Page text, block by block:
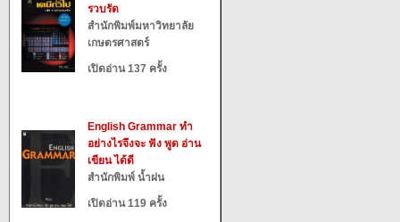
รวบรัด
สำนักพิมพ์มหาวิทยาลัย
เกษตรศาสตร์
เปิดอ่าน 137 ครั้ง
English Grammar ทำ
อย่างไรจึงจะ ฟัง พูด อ่าน
เขียน ได้ดี
สำนักพิมพ์ น้ำฝน
เปิดอ่าน 119 ครั้ง